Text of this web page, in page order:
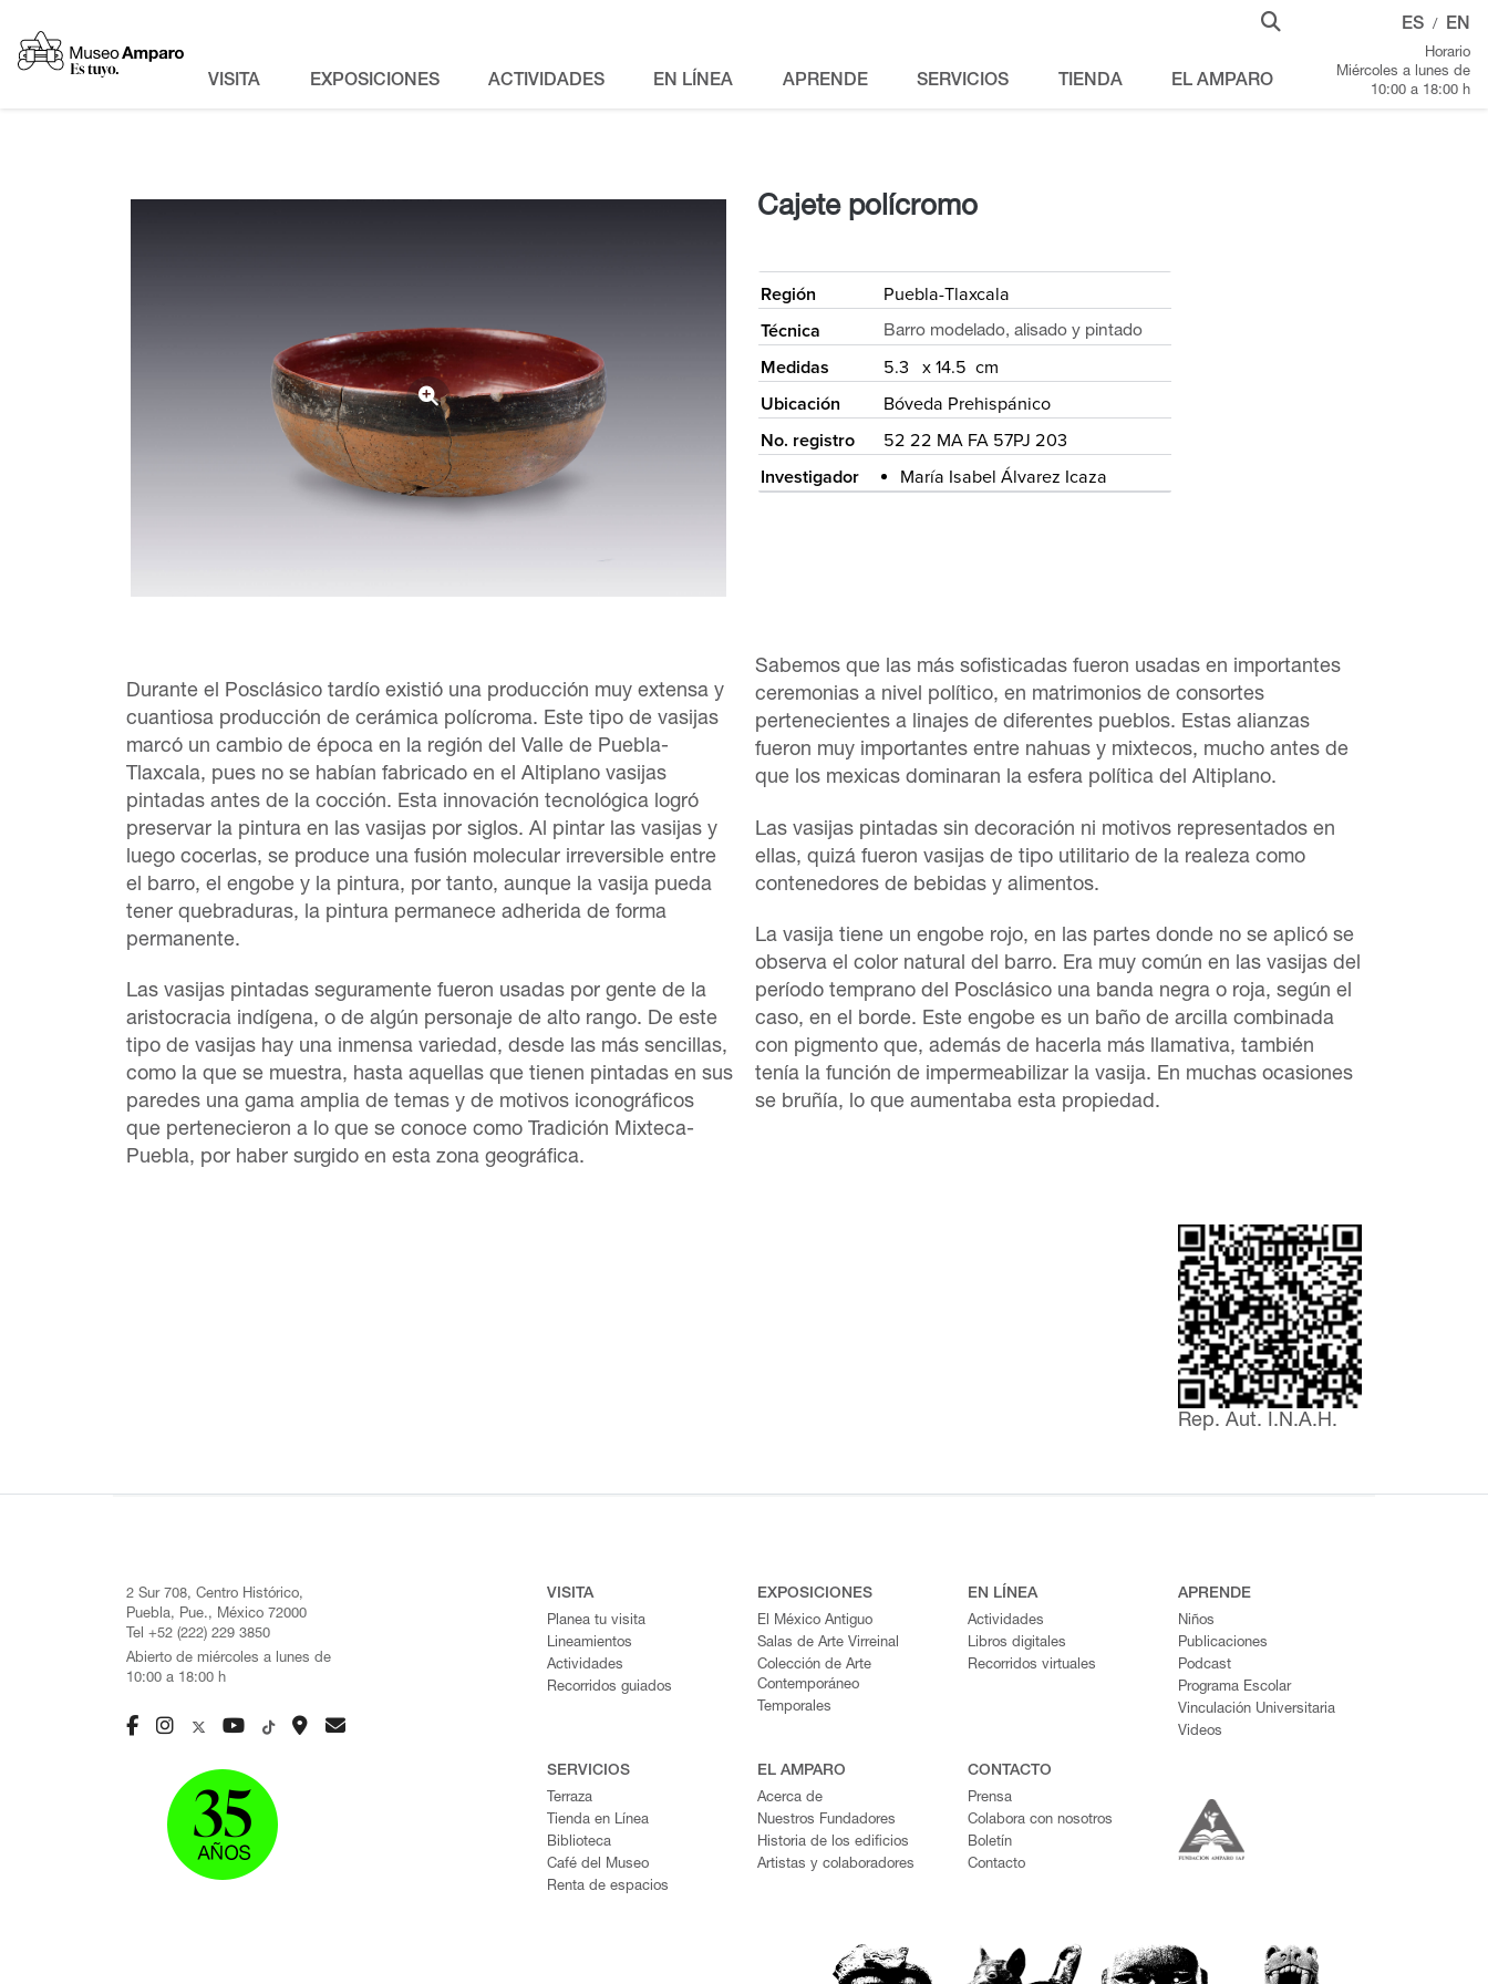
VISITA EXPOSICIONES ACTIVIDADES EN LÍNEA APRENDE SERVICIOS TIENDA EL AMPARO
ES / EN
Horario
Miércoles a lunes de
10:00 a 18:00 h
Cajete polícromo
Región
Puebla-Tlaxcala
Técnica
Barro modelado, alisado y pintado
Medidas
5.3 x 14.5 cm
Ubicación
Bóveda Prehispánico
No. registro
52 22 MA FA 57PJ 203
Investigador
María Isabel Álvarez Icaza
Durante el Posclásico tardío existió una producción muy extensa y
cuantiosa producción de cerámica polícroma. Este tipo de vasijas
marcó un cambio de época en la región del Valle de Puebla-
Tlaxcala, pues no se habían fabricado en el Altiplano vasijas
pintadas antes de la cocción. Esta innovación tecnológica logró
preservar la pintura en las vasijas por siglos. Al pintar las vasijas y
luego cocerlas, se produce una fusión molecular irreversible entre
el barro, el engobe y la pintura, por tanto, aunque la vasija pueda
tener quebraduras, la pintura permanece adherida de forma
permanente.
Las vasijas pintadas seguramente fueron usadas por gente de la
aristocracia indígena, o de algún personaje de alto rango. De este
tipo de vasijas hay una inmensa variedad, desde las más sencillas,
como la que se muestra, hasta aquellas que tienen pintadas en sus
paredes una gama amplia de temas y de motivos iconográficos
que pertenecieron a lo que se conoce como Tradición Mixteca-
Puebla, por haber surgido en esta zona geográfica.
Sabemos que las más sofisticadas fueron usadas en importantes
ceremonias a nivel político, en matrimonios de consortes
pertenecientes a linajes de diferentes pueblos. Estas alianzas
fueron muy importantes entre nahuas y mixtecos, mucho antes de
que los mexicas dominaran la esfera política del Altiplano.
Las vasijas pintadas sin decoración ni motivos representados en
ellas, quizá fueron vasijas de tipo utilitario de la realeza como
contenedores de bebidas y alimentos.
La vasija tiene un engobe rojo, en las partes donde no se aplicó se
observa el color natural del barro. Era muy común en las vasijas del
período temprano del Posclásico una banda negra o roja, según el
caso, en el borde. Este engobe es un baño de arcilla combinada
con pigmento que, además de hacerla más llamativa, también
tenía la función de impermeabilizar la vasija. En muchas ocasiones
se bruñía, lo que aumentaba esta propiedad.
Rep. Aut. I.N.A.H.
2 Sur 708, Centro Histórico,
Puebla, Pue., México 72000
Tel +52 (222) 229 3850
Abierto de miércoles a lunes de
10:00 a 18:00 h
VISITA
Planea tu visita
Lineamientos
Actividades
Recorridos guiados
EXPOSICIONES
El México Antiguo
Salas de Arte Virreinal
Colección de Arte
Contemporáneo
Temporales
EN LÍNEA
Actividades
Libros digitales
Recorridos virtuales
APRENDE
Niños
Publicaciones
Podcast
Programa Escolar
Vinculación Universitaria
Videos
SERVICIOS
Terraza
Tienda en Línea
Biblioteca
Café del Museo
Renta de espacios
EL AMPARO
Acerca de
Nuestros Fundadores
Historia de los edificios
Artistas y colaboradores
CONTACTO
Prensa
Colabora con nosotros
Boletín
Contacto